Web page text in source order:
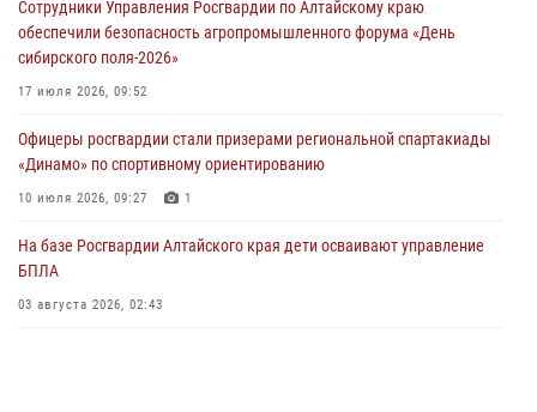
акции «Коробка храбрости»
Сотрудники Росгвардии провели встречу с юными пограничниками
03 июля 2026, 04:03
Управление Росгвардии по Алтайскому краю провело для детей
02 июля 2026, 00:55
В краевом управлении вневедомственной охраны Росгвардии по
Сотрудники Управления Росгвардии по Алтайскому краю
обеспечили безопасность агропромышленного форума «День
сибирского поля-2026»
17 июля 2026, 09:52
Офицеры росгвардии стали призерами региональной спартакиады
«Динамо» по спортивному ориентированию
10 июля 2026, 09:27 1
На базе Росгвардии Алтайского края дети осваивают управление
БПЛА
03 августа 2026, 02:43